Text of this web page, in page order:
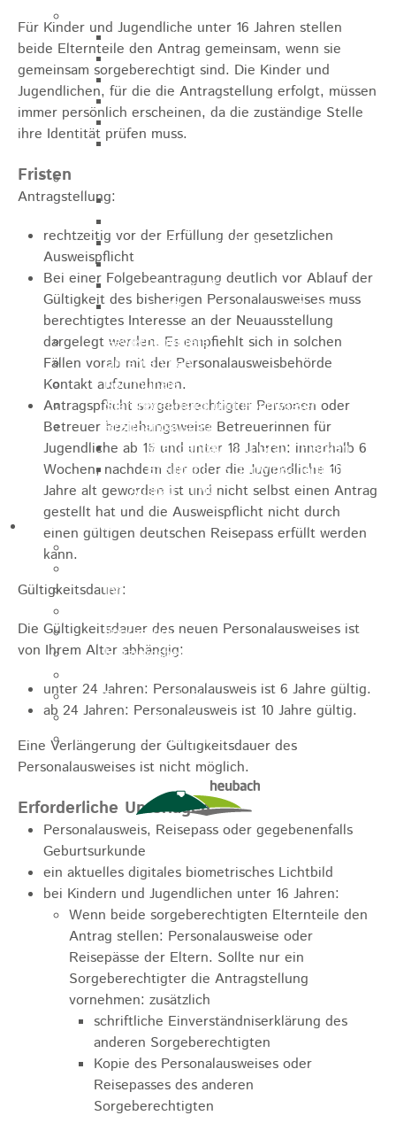
Bauen
Bauleitplanung
ELR
Städtische Wohnbau-GmbH
Wohnbauplätze
Interessenliste
Soziale Stadt
Raiffeisenstraße 10
Gmünder Str. 5
Ev. Pfarrhaus Hauptstraße 46
Gewerbegebiete
Unternehmen
Kommunale Wärmeplanung
Starkregenrisiko und Hochwasser
Breitbandausbau
Breitbandausbau Graue Flecken
Breitband - Eigenwirtschaftlicher
Ausbau - TNG
Informationen
Inhaltsverzeichnis
Impressum
Nutzungsbedingungen
Barrierefreiheit
Leichte Sprache
Gebärdensprache
Für Kinder und Jugendliche unter 16 Jahren stellen
beide Elternteile den Antrag gemeinsam, wenn sie
gemeinsam sorgeberechtigt sind. Die Kinder und
Jugendlichen, für die die Antragstellung erfolgt, müssen
immer persönlich erscheinen, da die zuständige Stelle
ihre Identität prüfen muss.
Fristen
Antragstellung:
rechtzeitig vor der Erfüllung der gesetzlichen
Ausweispflicht
Bei einer Folgebeantragung deutlich vor Ablauf der
Gültigkeit des bisherigen Personalausweises muss
berechtigtes Interesse an der Neuausstellung
dargelegt werden. Es empfiehlt sich in solchen
Fällen vorab mit der Personalausweisbehörde
Kontakt aufzunehmen.
Antragspflicht sorgeberechtigter Personen oder
Betreuer beziehungsweise Betreuerinnen für
Jugendliche ab 16 und unter 18 Jahren: innerhalb 6
Wochen, nachdem der oder die Jugendliche 16
Jahre alt geworden ist und nicht selbst einen Antrag
gestellt hat und die Ausweispflicht nicht durch
einen gültigen deutschen Reisepass erfüllt werden
kann.
Gültigkeitsdauer:
Die Gültigkeitsdauer des neuen Personalausweises ist
von Ihrem Alter abhängig:
unter 24 Jahren: Personalausweis ist 6 Jahre gültig.
ab 24 Jahren: Personalausweis ist 10 Jahre gültig.
Eine Verlängerung der Gültigkeitsdauer des
Personalausweises ist nicht möglich.
Erforderliche Unterlagen
Personalausweis, Reisepass oder gegebenenfalls
Geburtsurkunde
ein aktuelles digitales biometrisches Lichtbild
bei Kindern und Jugendlichen unter 16 Jahren:
Wenn beide sorgeberechtigten Elternteile den
Antrag stellen: Personalausweise oder
Reisepässe der Eltern. Sollte nur ein
Sorgeberechtigter die Antragstellung
vornehmen: zusätzlich
schriftliche Einverständniserklärung des
anderen Sorgeberechtigten
Kopie des Personalausweises oder
Reisepasses des anderen
Sorgeberechtigten